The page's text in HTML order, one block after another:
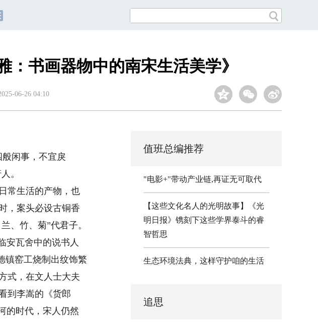
书画器物中的南宋生活美学》
06-26 04:10
闲事，不宜戾
。
常生活的产物，也
，案头必设古铜香
、竹、菊”代君子。
安瓦舍中的说书人
镇窑工烧制出纹饰繁
式，在文人士大夫
到李嵩的《货郎
的时代，宋人仍然
值班总编推荐
"电影+"带动产业链,再证无可取代
【这些文化名人的光明故事】《光
明日报》镌刻下这些学界泰斗的睿
智哲思
生态环境法典，这样守护咱的生活
追思